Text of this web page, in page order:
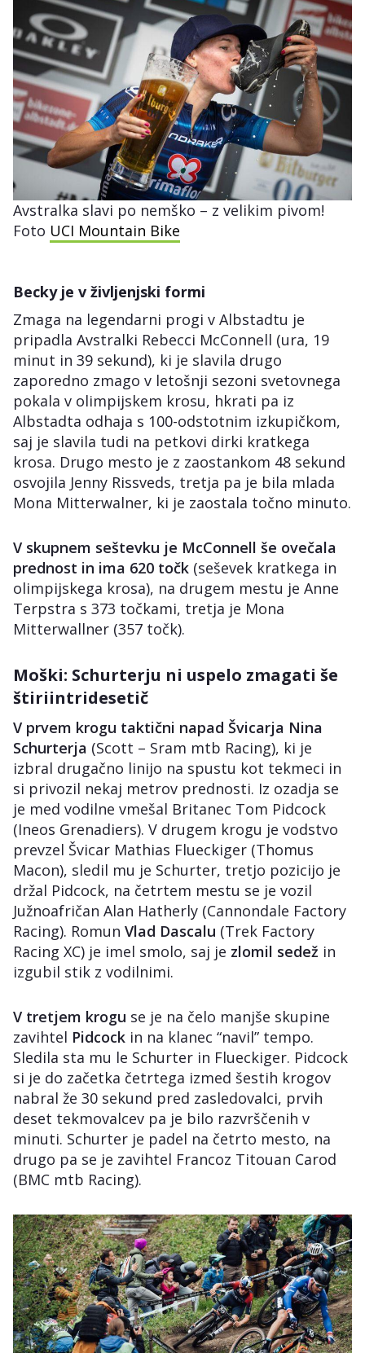
Avstralka slavi po nemško – z velikim pivom!
Foto UCI Mountain Bike
Becky je v življenjski formi
Zmaga na legendarni progi v Albstadtu je
pripadla Avstralki Rebecci McConnell (ura, 19
minut in 39 sekund), ki je slavila drugo
zaporedno zmago v letošnji sezoni svetovnega
pokala v olimpijskem krosu, hkrati pa iz
Albstadta odhaja s 100-odstotnim izkupičkom,
saj je slavila tudi na petkovi dirki kratkega
krosa. Drugo mesto je z zaostankom 48 sekund
osvojila Jenny Rissveds, tretja pa je bila mlada
Mona Mitterwalner, ki je zaostala točno minuto.
V skupnem seštevku je McConnell še ovečala
prednost in ima 620 točk (seševek kratkega in
olimpijskega krosa), na drugem mestu je Anne
Terpstra s 373 točkami, tretja je Mona
Mitterwallner (357 točk).
Moški: Schurterju ni uspelo zmagati še
štiriintridesetič
V prvem krogu taktični napad Švicarja Nina
Schurterja (Scott – Sram mtb Racing), ki je
izbral drugačno linijo na spustu kot tekmeci in
si privozil nekaj metrov prednosti. Iz ozadja se
je med vodilne vmešal Britanec Tom Pidcock
(Ineos Grenadiers). V drugem krogu je vodstvo
prevzel Švicar Mathias Flueckiger (Thomus
Macon), sledil mu je Schurter, tretjo pozicijo je
držal Pidcock, na četrtem mestu se je vozil
Južnoafričan Alan Hatherly (Cannondale Factory
Racing). Romun Vlad Dascalu (Trek Factory
Racing XC) je imel smolo, saj je zlomil sedež in
izgubil stik z vodilnimi.
V tretjem krogu se je na čelo manjše skupine
zavihtel Pidcock in na klanec “navil” tempo.
Sledila sta mu le Schurter in Flueckiger. Pidcock
si je do začetka četrtega izmed šestih krogov
nabral že 30 sekund pred zasledovalci, prvih
deset tekmovalcev pa je bilo razvrščenih v
minuti. Schurter je padel na četrto mesto, na
drugo pa se je zavihtel Francoz Titouan Carod
(BMC mtb Racing).